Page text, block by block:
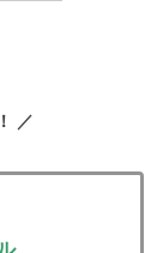
／